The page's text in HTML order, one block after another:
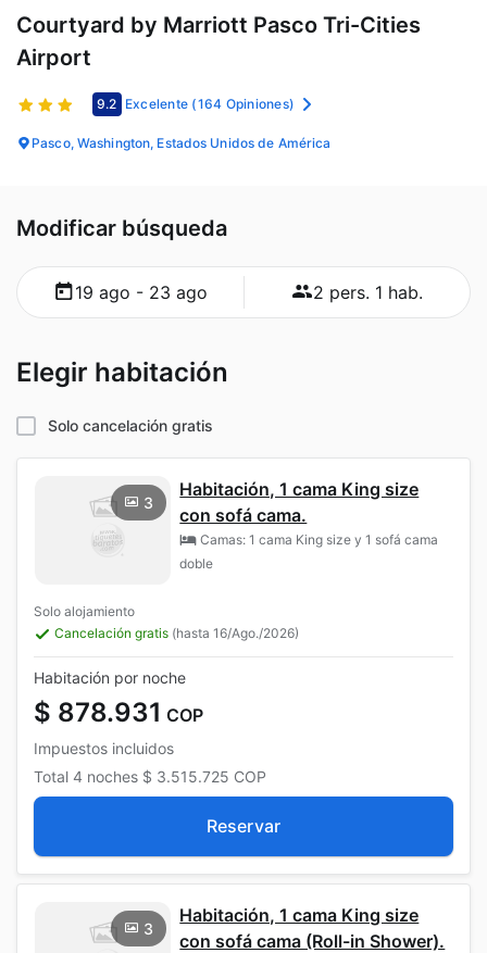
Courtyard by Marriott Pasco Tri-Cities
Airport
9.2 Excelente (164 Opiniones)
Pasco, Washington, Estados Unidos de América
Modificar búsqueda
19 ago - 23 ago 2 pers. 1 hab.
Elegir habitación
Solo cancelación gratis
3
Habitación, 1 cama King size
con sofá cama.
Camas: 1 cama King size y 1 sofá cama
doble
Solo alojamiento
Cancelación gratis (hasta 16/Ago./2026)
Habitación por noche
$ 878.931 COP
Impuestos incluidos
Total 4 noches $ 3.515.725 COP
Reservar
3
Habitación, 1 cama King size
con sofá cama (Roll-in Shower).